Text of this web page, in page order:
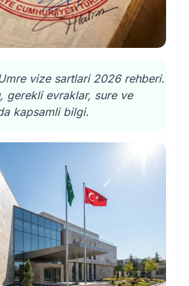
vize sartlari 2026 rehberi.
gerekli evraklar, sure ve
kapsamli bilgi.